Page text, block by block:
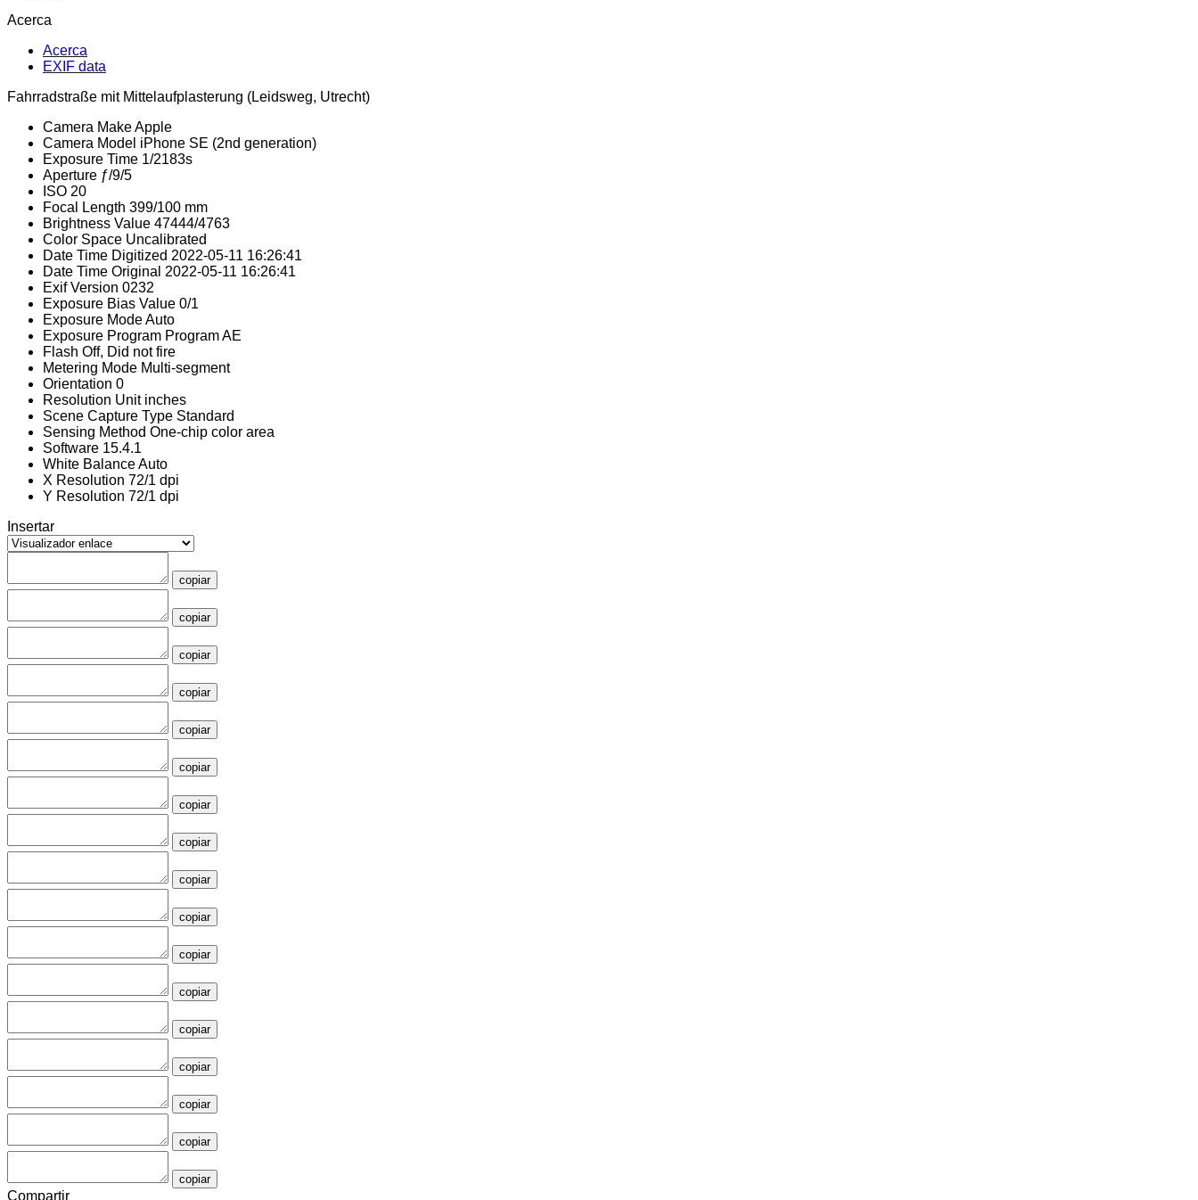
Acerca
Acerca
EXIF data
Fahrradstraße mit Mittelaufplasterung (Leidsweg, Utrecht)
Camera MakeApple
Camera Model iPhone SE (2nd generation)
Exposure Time 1/2183s
Aperture ƒ/9/5
ISO 20
Focal Length 399/100 mm
Brightness Value 47444/4763
Color Space Uncalibrated
Date Time Digitized 2022-05-11 16:26:41
Date Time Original 2022-05-11 16:26:41
Exif Version 0232
Exposure Bias Value 0/1
Exposure ModeAuto
Exposure Program Program AE
Flash Off, Did not fire
Metering Mode Multi-segment
Orientation 0
Resolution Unit inches
Scene Capture Type Standard
Sensing Method One-chip color area
Software 15.4.1
White BalanceAuto
X Resolution 72/1 dpi
Y Resolution 72/1 dpi
Insertar
copiar
copiar
copiar
copiar
copiar
copiar
copiar
copiar
copiar
copiar
copiar
copiar
copiar
copiar
copiar
copiar
copiar
Compartir